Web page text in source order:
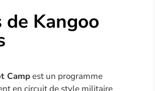
de Kangoo
Campest un programme
en circuit de style militaire